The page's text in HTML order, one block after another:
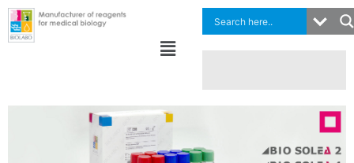
Vai
contenuto
Menu